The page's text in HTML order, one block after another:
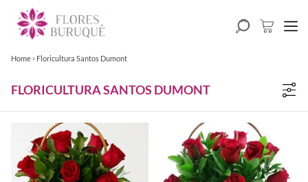
Home Floricultura Santos Dumont
FLORICULTURA SANTOS DUMONT